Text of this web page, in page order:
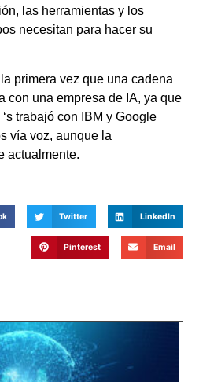
las herramientas y los
necesitan para hacer su
primera vez que una cadena
con una empresa de IA, ya que
trabajó con IBM y Google
vía voz, aunque la
actualmente.
Twitter LinkedIn
Pinterest Email